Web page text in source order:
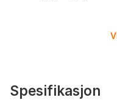
Spesifikasjon